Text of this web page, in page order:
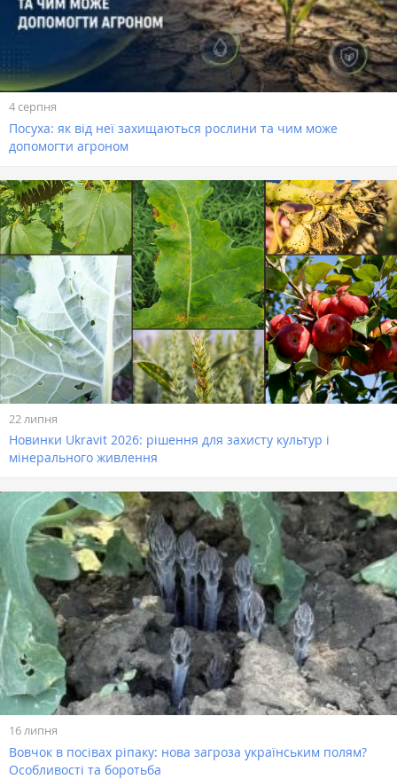
4 серпня
Посуха: як від неї захищаються рослини та чим може
допомогти агроном
22 липня
Новинки Ukravit 2026: рішення для захисту культур і
мінерального живлення
16 липня
Вовчок в посівах ріпаку: нова загроза українським полям?
Особливості та боротьба